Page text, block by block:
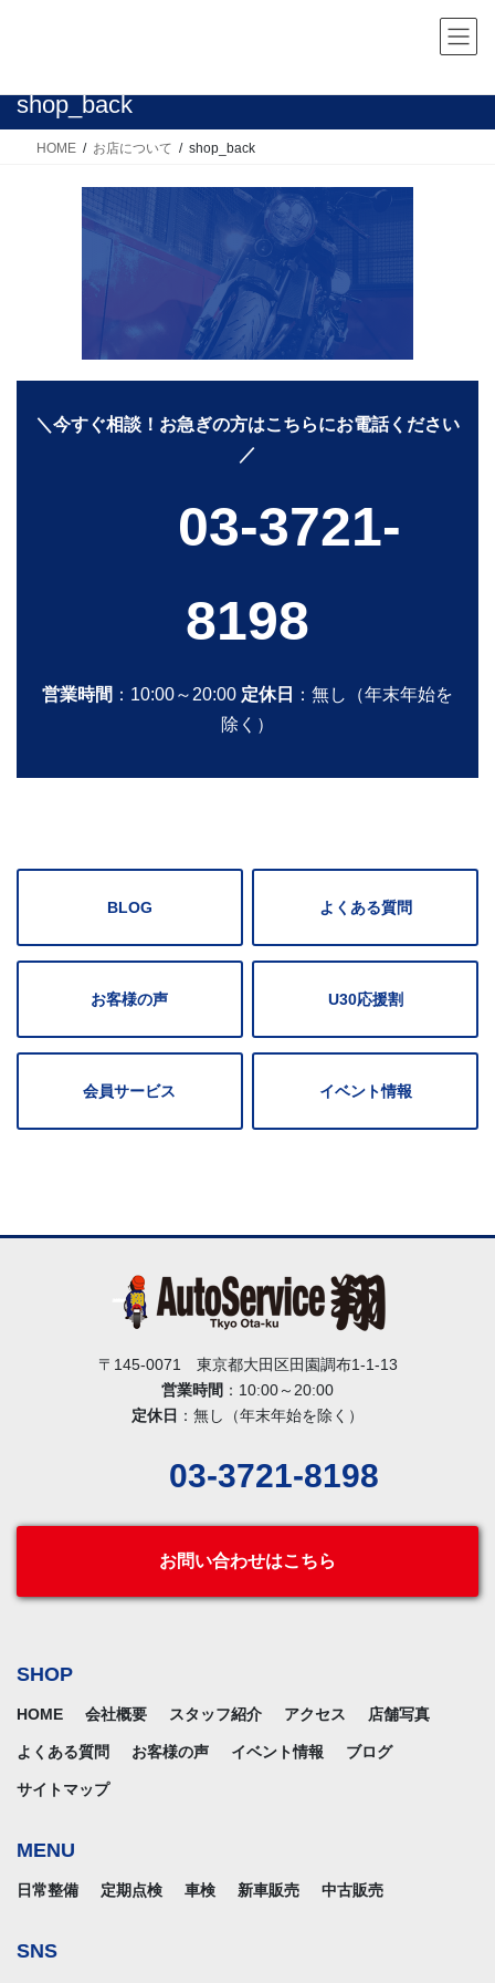
ン
ーshop_back
HOME お店について shop_back
＼今すぐ相談！お急ぎの方はこちらにお電話ください
／
03-3721-
8198
営業時間 ：10:00～20:00 定休日
：無し（年末年始を
除く）
BLOG よくある質問
お客様の声 U30応援割
会員サービス イベント情報
〒145-0071 東京都大田区田園調布1-1-13
営業時間 ：10:00～20:00
定休日 ：無し（年末年始を除く）
03-3721-8198
お問い合わせはこちら
SHOP
HOME 会社概要 スタッフ紹介 アクセス 店舗写真
よくある質問 お客様の声 イベント情報 ブログ
サイトマップ
MENU
日常整備 定期点検 車検 新車販売 中古販売
SNS